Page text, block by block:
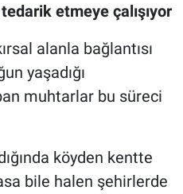
tedarik etmeye çalışıyor
alanla bağlantısı
yaşadığı
muhtarlar bu süreci
köyden kentte
bile halen şehirlerde